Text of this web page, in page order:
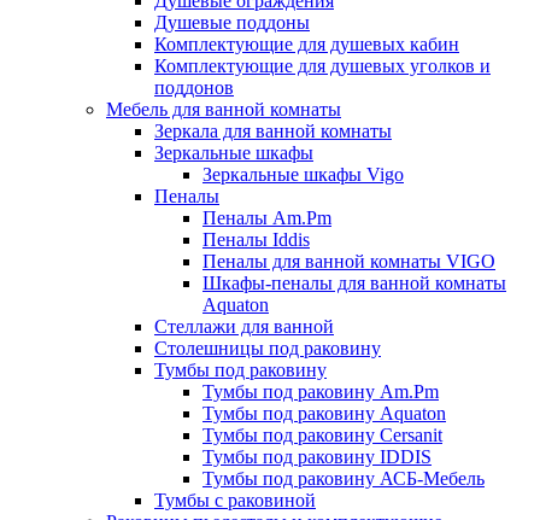
Душевые поддоны
Комплектующие для душевых кабин
Комплектующие для душевых уголков и
поддонов
Мебель для ванной комнаты
Зеркала для ванной комнаты
Зеркальные шкафы
Зеркальные шкафы Vigo
Пеналы
Пеналы Am.Pm
Пеналы Iddis
Пеналы для ванной комнаты VIGO
Шкафы-пеналы для ванной комнаты
Aquaton
Стеллажи для ванной
Столешницы под раковину
Тумбы под раковину
Тумбы под раковину Am.Pm
Тумбы под раковину Aquaton
Тумбы под раковину Cersanit
Тумбы под раковину IDDIS
Тумбы под раковину АСБ-Мебель
Тумбы с раковиной